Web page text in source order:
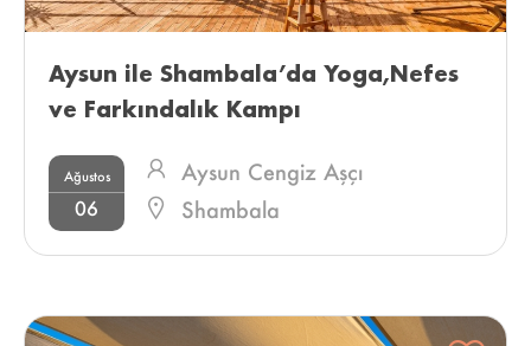
Aysun ile Shambala’da Yoga,Nefes
ve Farkındalık Kampı
Ağustos
06
Aysun Cengiz Aşçı
Shambala